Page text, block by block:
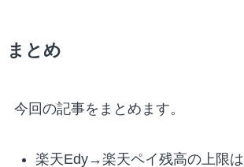
まとめ
今回の記事をまとめます。
楽天Edy→楽天ペイ残高の上限は